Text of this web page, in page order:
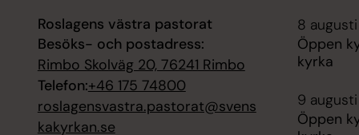
Roslagens västra pastorat
Besöks- och postadress:
Rimbo Skolväg 20, 76241 Rimbo
Telefon:+46 175 74800
roslagensvastra.pastorat@svens
kakyrkan.se
8
Öppen
kyrka
9
Öppen